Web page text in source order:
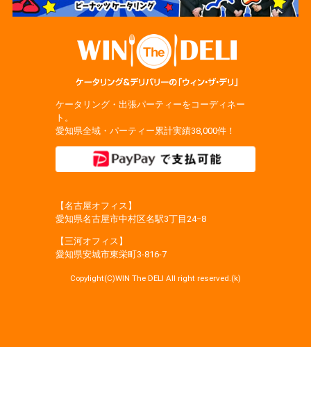
ケータリング・出張パーティーをコーディネー
ト。
愛知県全域・パーティー累計実績38,000件！
【名古屋オフィス】
愛知県名古屋市中村区名駅3丁目24−8
【三河オフィス】
愛知県安城市東栄町3‐816‐7
Copylight(C)WIN The DELI All right reserved.(k)